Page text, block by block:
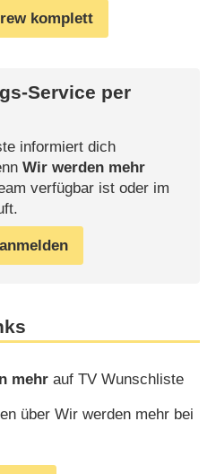
komplett
Service per
informiert dich
Wir werden mehr
verfügbar ist oder im
mehr auf TV Wunschliste
über Wir werden mehr bei